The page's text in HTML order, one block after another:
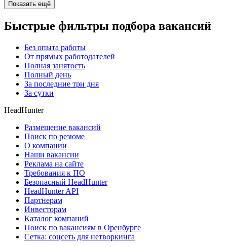
Показать ещё
Быстрые фильтры подбора вакансий
Без опыта работы
От прямых работодателей
Полная занятость
Полный день
За последние три дня
За сутки
HeadHunter
Размещение вакансий
Поиск по резюме
О компании
Наши вакансии
Реклама на сайте
Требования к ПО
Безопасный HeadHunter
HeadHunter API
Партнерам
Инвесторам
Каталог компаний
Поиск по вакансиям в Оренбурге
Сетка: соцсеть для нетворкинга